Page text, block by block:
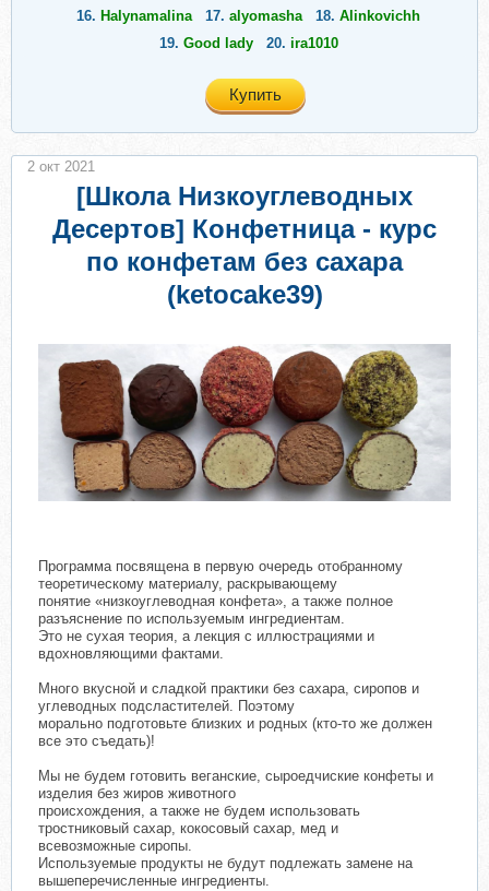
16. Halynamalina 17. alyomasha 18. Alinkovichh
19. Good lady 20. ira1010
Купить
[Школа Низкоуглеводных
Десертов] Конфетница - курс
по конфетам без сахара
(ketocake39)
Программа посвящена в первую очередь отобранному
теоретическому материалу, раскрывающему
понятие «низкоуглеводная конфета», а также полное
разъяснение по используемым ингредиентам.
Это не сухая теория, а лекция с иллюстрациями и
вдохновляющими фактами.
Много вкусной и сладкой практики без сахара, сиропов и
углеводных подсластителей. Поэтому
морально подготовьте близких и родных (кто-то же должен
все это съедать)!
Мы не будем готовить веганские, сыроедчиские конфеты и
изделия без жиров животного
происхождения, а также не будем использовать
тростниковый сахар, кокосовый сахар, мед и
всевозможные сиропы.
Используемые продукты не будут подлежать замене на
вышеперечисленные ингредиенты.
2 окт 2021